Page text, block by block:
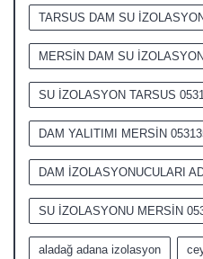
TARSUS DAM SU
MERSİN DAM SU
SU İZOLASYON TARSUS
DAM YALITIMI MERSİN
DAM İZOLASYONUCULARI
SU İZOLASYONU MERSİN
aladağ adana izolasyon